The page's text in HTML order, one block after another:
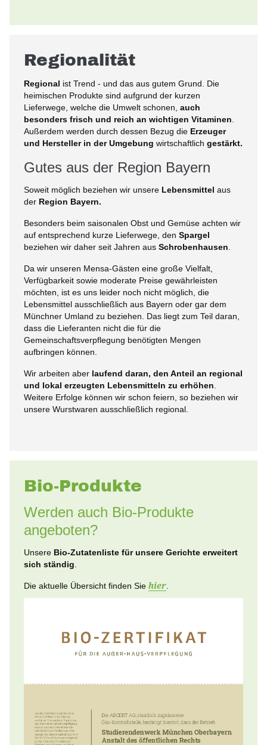
Regionalität
Regional ist Trend - und das aus gutem Grund. Die
heimischen Produkte sind aufgrund der kurzen
Lieferwege, welche die Umwelt schonen, auch
besonders frisch und reich an wichtigen Vitaminen
Außerdem werden durch dessen Bezug die Erzeuger
und Hersteller in der Umgebung wirtschaftlich gestärkt.
Gutes aus der Region Bayern
Soweit möglich beziehen wir unsere Lebensmittel aus
der Region Bayern.
Besonders beim saisonalen Obst und Gemüse achten wir
auf entsprechend kurze Lieferwege, den Spargel
beziehen wir daher seit Jahren aus Schrobenhausen
Da wir unseren Mensa-Gästen eine große Vielfalt,
Verfügbarkeit sowie moderate Preise gewährleisten
möchten, ist es uns leider noch nicht möglich, die
Lebensmittel ausschließlich aus Bayern oder gar dem
Münchner Umland zu beziehen. Das liegt zum Teil daran,
dass die Lieferanten nicht die für die
Gemeinschaftsverpflegung benötigten Mengen
aufbringen können.
Wir arbeiten aber laufend daran, den Anteil an regional
und lokal erzeugten Lebensmitteln zu erhöhen
Weitere Erfolge können wir schon feiern, so beziehen wir
unsere Wurstwaren ausschließlich regional.
Bio-Produkte
Werden auch Bio-Produkte
angeboten?
Unsere Bio-Zutatenliste für unsere Gerichte erweitert
sich ständig
Die aktuelle Übersicht finden Sie hier